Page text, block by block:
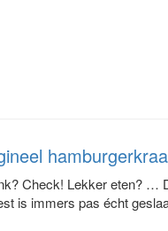
Check! Lekker eten? …
is immers pas écht